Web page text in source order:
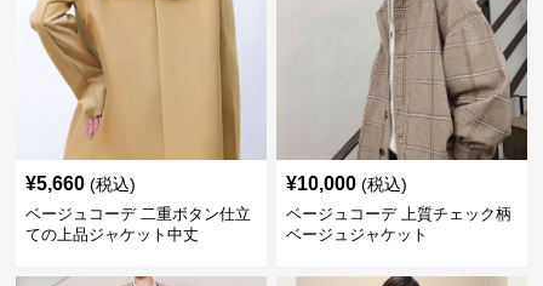
¥5,660 (税込)
ベージュコーデ 二重ボタン仕立
ての上品ジャケット中丈
¥10,000 (税込)
ベージュコーデ 上質チェック柄
ベージュジャケット